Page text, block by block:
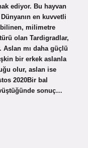
ediyor. Bu hayvan
en kuvvetli
bilinen, milimetre
olan Tardigradlar,
Aslan mı daha güçlü
bir erkek aslanla
olur, aslan ise
2020Bir bal
sonuç…